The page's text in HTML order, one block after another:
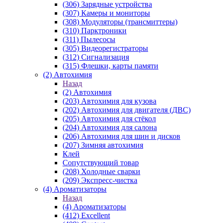
(306) Зарядные устройства
(307) Камеры и мониторы
(308) Модуляторы (трансмиттеры)
(310) Парктроники
(311) Пылесосы
(305) Видеорегистраторы
(312) Сигнализация
(315) Флешки, карты памяти
(2) Автохимия
Назад
(2) Автохимия
(203) Автохимия для кузова
(202) Автохимия для двигателя (ДВС)
(205) Автохимия для стёкол
(204) Автохимия для салона
(206) Автохимия для шин и дисков
(207) Зимняя автохимия
Клей
Сопутствующий товар
(208) Холодные сварки
(209) Экспреcс-чистка
(4) Ароматизаторы
Назад
(4) Ароматизаторы
(412) Excellent